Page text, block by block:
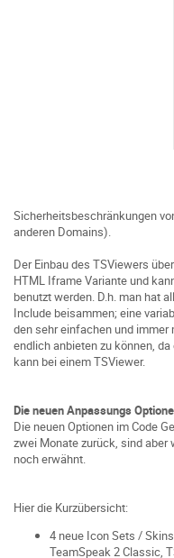
Sicherheitsbeschränkungen
anderen Domains).
Der Einbau des TSViewers
HTML Iframe Variante und
benutzt werden. D.h. man hat
Include beisammen; eine
den sehr einfachen und immer
endlich anbieten zu können,
kann bei einem TSViewer.
Die neuen Anpassungs
Die neuen Optionen im Code
zwei Monate zurück, sind
noch erwähnt.
Hier die Kurzübersicht:
4 neue Icon Sets /
TeamSpeak 2 Classic,